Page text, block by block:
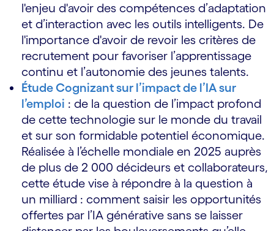
l'enjeu d'avoir des compétences d’adaptation
et d’interaction avec les outils intelligents. De
l'importance d'avoir de revoir les critères de
recrutement pour favoriser l’apprentissage
continu et l’autonomie des jeunes talents.
Étude Cognizant sur l’impact de l’IA sur
l’emploi : de la question de l’impact profond
de cette technologie sur le monde du travail
et sur son formidable potentiel économique.
Réalisée à l’échelle mondiale en 2025 auprès
de plus de 2 000 décideurs et collaborateurs,
cette étude vise à répondre à la question à
un milliard : comment saisir les opportunités
offertes par l’IA générative sans se laisser